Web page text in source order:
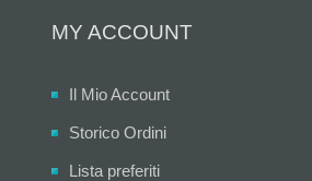
MY ACCOUNT
Il Mio Account
Storico Ordini
Lista preferiti